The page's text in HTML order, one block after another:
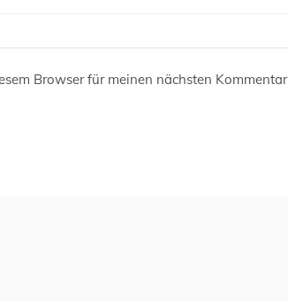
Browser für meinen nächsten Kommentar